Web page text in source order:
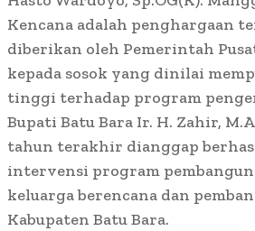
Kencana adalah penghargaan
diberikan oleh Pemerintah
kepada sosok yang dinilai
tinggi terhadap program
Bupati Batu Bara Ir. H. Zahir,
tahun terakhir dianggap
intervensi program
keluarga berencana dan
Kabupaten Batu Bara.